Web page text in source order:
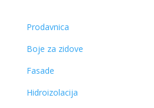
Prodavnica
Boje za zidove
Fasade
Hidroizolacija